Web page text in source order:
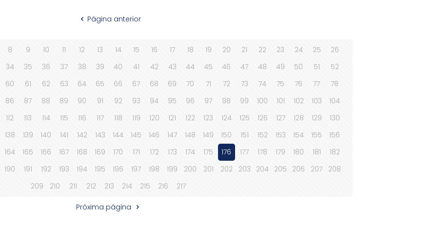
Página anterior
8 9 10 11 12 13 14 15 16 17 18 19 20 21 22 23 24 25
26
34 35 36 37 38 39 40 41 42 43 44 45 46 47 48 49 50 51
52
60 61 62 63 64 65 66 67 68 69 70 71 72 73 74 75 76 77
78
86 87 88 89 90 91 92 93 94 95 96 97 98 99 100 101 102 103
104
112 113 114 115 116 117 118 119 120 121 122 123 124 125 126 127 128 129
130
138 139 140 141 142 143 144 145 146 147 148 149 150 151 152 153 154 155
156
164 165 166 167 168 169 170 171 172 173 174 175 176 177 178 179 180 181
182
190 191 192 193 194 195 196 197 198 199 200 201 202 203 204 205 206 207
208
209
210 211 212 213 214 215 216 217
Próxima página